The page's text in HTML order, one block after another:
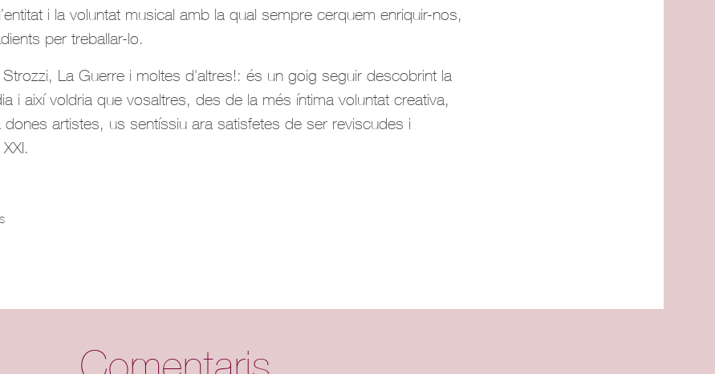
i la voluntat musical amb la qual sempre cerquem enriquir-nos,
per treballar-lo.
La Guerre i moltes d'altres!: és un goig seguir descobrint la
i així voldria que vosaltres, des de la més íntima voluntat creativa,
dones artistes, us sentíssiu ara satisfetes de ser reviscudes i